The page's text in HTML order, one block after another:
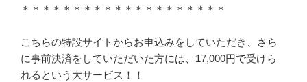
＊＊＊＊＊＊＊＊＊＊＊＊＊＊＊＊＊＊＊＊
こちらの特設サイトからお申込みをしていただき、さら
に事前決済をしていただいた方には、17,000円で受けら
れるという大サービス！！